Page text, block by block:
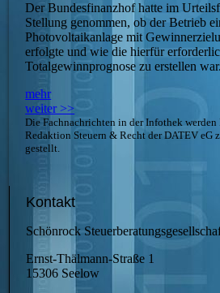
Der Bundesfinanzhof hatte im
Stellung genommen, ob der Betrieb
Photovoltaikanlage mit
erfolgte und wie die hierfür
Totalgewinnprognose zu erstellen war.
mehr
weiter >>
Die Fachnachrichten in der Infothek werden
Redaktion Steuern & Recht der DATEV eG
gestellt.
Kontakt
Schönrock
Ernst-Thälmann-Straße 1
15306 Seelow